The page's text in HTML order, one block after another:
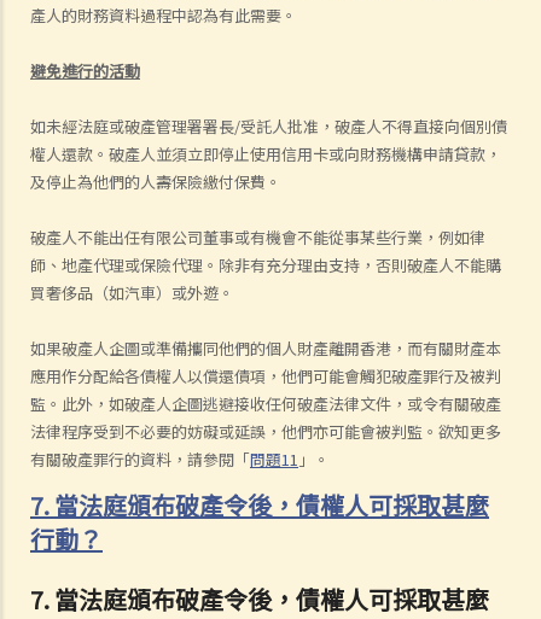
產人的財務資料過程中認為有此需要。
避免進行的活動
如未經法庭或破產管理署署長/受託人批准，破產人不得直接向個別債
權人還款。破產人並須立即停止使用信用卡或向財務機構申請貸款，
及停止為他們的人壽保險繳付保費。
破產人不能出任有限公司董事或有機會不能從事某些行業，例如律
師、地產代理或保險代理。除非有充分理由支持，否則破產人不能購
買奢侈品（如汽車）或外遊。
如果破產人企圖或準備攜同他們的個人財產離開香港，而有關財產本
應用作分配給各債權人以償還債項，他們可能會觸犯破產罪行及被判
監。此外，如破產人企圖逃避接收任何破產法律文件，或令有關破產
法律程序受到不必要的妨礙或延誤，他們亦可能會被判監。欲知更多
有關破產罪行的資料，請參閱「問題1 1 」。
7. 當法庭頒布破產令後，債權人可採取甚麼
行動？
7. 當法庭頒布破產令後，債權人可採取甚麼